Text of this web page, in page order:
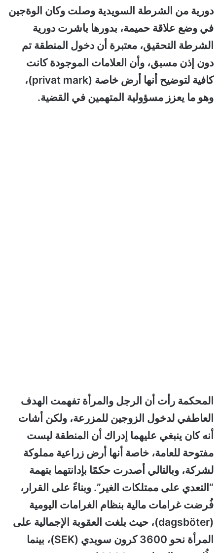
دورية من الشرطة السويدية وصلت وكان الوةجين
في وضع علاقة حميمة، بدورها باشرت دورية
الشرطة التحقيق، معتبرة أن دخول المنطقة تم
دون إذن مسبق، وأن العلامات الموجودة كانت
كافية لتوضيح أنها أرض خاصة (privat mark)،
وهو ما يعزز مسؤولية المتهمين في القضية.
المحكمة رأت أن الرجل والمرأة تفهمت الهدف
العاطفي لدخول الزوجين للمزرعة، ولكن أشات
أنه كان ينبغي عليهما إدراك أن المنطقة ليست
مفتوحة للعامة، خاصة أنها أرض زراعية مملوكة
لشركة، وبالتالي أصدرت حكمًا بإدانتهما بتهمة
“التعدي على ممتلكات الغير”. وبناءً على القرار،
فُرضت غرامات مالية بنظام الغرامات اليومية
(dagsböter)، حيث بلغت العقوبة الإجمالية على
المرأة نحو 3600 كرون سويدي (SEK)، بينما